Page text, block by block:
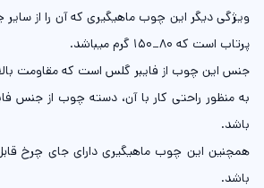
ویژگی دیگر این چوب ماهیگیری که آن را از
پرتاب است که 80_150 گرم میباشد.
جنس این چوب از فایبر گلس است که مقاومت
باشد.
همچنین این چوب ماهیگیری دارای جای چرخ
باشد.